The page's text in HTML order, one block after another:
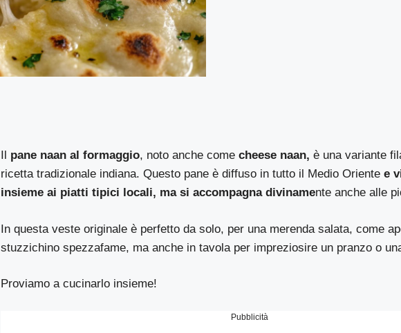
pane naan al formaggio, noto anche comecheese naan, è una variante
ricetta tradizionale indiana. Questo pane è diffuso in tutto il Medio Oriente e
insieme ai piatti tipici locali, ma si accompagna divinamente anche alle
In questa veste originale è perfetto da solo, per una merenda salata, come
stuzzichino spezzafame, ma anche in tavola per impreziosire un pranzo o
Proviamo a cucinarlo insieme!
Pubblicità